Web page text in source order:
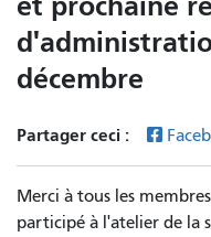
décembre
Partager ceci :
Merci à tous les
participé à l'atelier de la